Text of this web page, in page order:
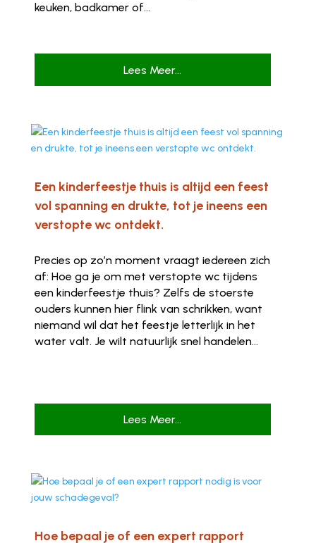
keuken, badkamer of...
Lees Meer...
Een kinderfeestje thuis is altijd een feest
vol spanning en drukte, tot je ineens een
verstopte wc ontdekt.
Precies op zo’n moment vraagt iedereen zich
af: Hoe ga je om met verstopte wc tijdens
een kinderfeestje thuis? Zelfs de stoerste
ouders kunnen hier flink van schrikken, want
niemand wil dat het feestje letterlijk in het
water valt. Je wilt natuurlijk snel handelen...
Lees Meer...
Hoe bepaal je of een expert rapport